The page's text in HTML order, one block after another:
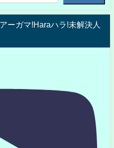
ーガマ!Haraハラ!未解決人